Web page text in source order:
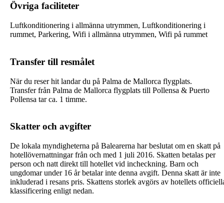
Övriga faciliteter
Luftkonditionering i allmänna utrymmen, Luftkonditionering i
rummet, Parkering, Wifi i allmänna utrymmen, Wifi på rummet
Transfer till resmålet
När du reser hit landar du på Palma de Mallorca flygplats.
Transfer från Palma de Mallorca flygplats till Pollensa & Puerto
Pollensa tar ca. 1 timme.
Skatter och avgifter
De lokala myndigheterna på Balearerna har beslutat om en skatt på
hotellövernattningar från och med 1 juli 2016. Skatten betalas per
person och natt direkt till hotellet vid incheckning. Barn och
ungdomar under 16 år betalar inte denna avgift. Denna skatt är inte
inkluderad i resans pris. Skattens storlek avgörs av hotellets
klassificering enligt nedan.